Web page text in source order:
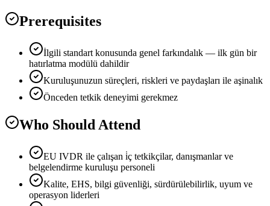
Prerequisites
İlgili standart konusunda genel farkındalık — ilk gün bir
hatırlatma modülü dahildir
Kuruluşunuzun süreçleri, riskleri ve paydaşları ile aşinalık
Önceden tetkik deneyimi gerekmez
Who Should Attend
EU IVDR ile çalışan i̇ç tetkikçilar, danışmanlar ve
belgelendirme kuruluşu personeli
Kalite, EHS, bilgi güvenliği, sürdürülebilirlik, uyum ve
operasyon liderleri